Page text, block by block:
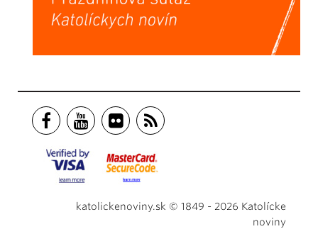
katolickenoviny.sk © 1849 - 2026 Katolícke
noviny